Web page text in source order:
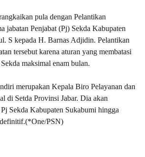
pula dengan Pelantikan
jabatan Penjabat (Pj) Sekda Kabupaten
S kepada H. Barnas Adjidin. Pelantikan
tersebut karena aturan yang membatasi
maksimal enam bulan.
merupakan Kepala Biro Pelayanan dan
di Setda Provinsi Jabar. Dia akan
Sekda Kabupaten Sukabumi hingga
PSN)